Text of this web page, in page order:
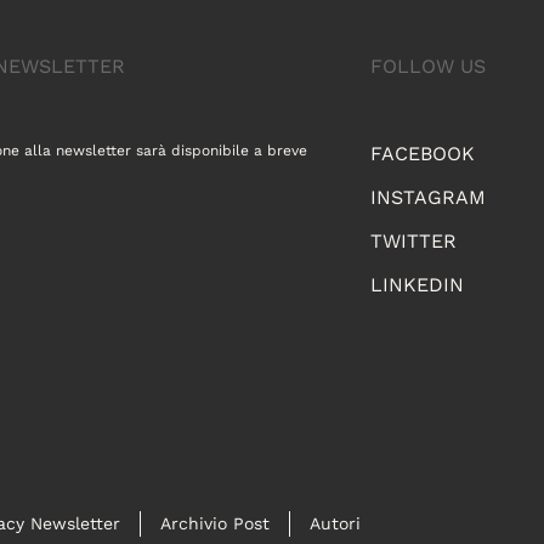
FOLLOW US
FACEBOOK
INSTAGRAM
TWITTER
LINKEDIN
alla newsletter sarà disponibile a breve
Newsletter Archivio Post Autori